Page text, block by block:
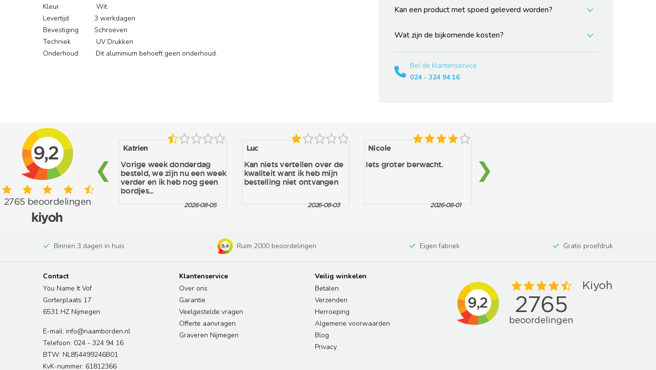
Kleur Wit
Levertijd 3 werkdagen
Bevestiging Schroeven
Techniek UV Drukken
Onderhoud Dit aluminium behoeft geen onderhoud.
Kan een product met spoed geleverd worden?
Wat zijn de bijkomende kosten?
Bel de klantenservice
024 - 324 94 16
Binnen 3 dagen in huis Ruim 2000 beoordelingen Eigen fabriek Gratis proefdruk
Contact
You Name It Vof
Gorterplaats 17
6531 HZ Nijmegen
E-mail: info@naamborden.nl
Telefoon: 024 - 324 94 16
BTW: NL854499246B01
KvK-nummer: 61812366
Klantenservice
Over ons
Garantie
Veelgestelde vragen
Offerte aanvragen
Graveren Nijmegen
Veilig winkelen
Betalen
Verzenden
Herroeping
Algemene voorwaarden
Blog
Privacy